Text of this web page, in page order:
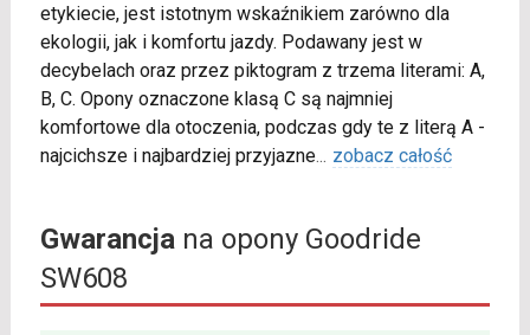
etykiecie, jest istotnym wskaźnikiem zarówno dla
ekologii, jak i komfortu jazdy. Podawany jest w
decybelach oraz przez piktogram z trzema literami: A,
B, C. Opony oznaczone klasą C są najmniej
komfortowe dla otoczenia, podczas gdy te z literą A -
najcichsze i najbardziej przyjazne... zobacz całość
Gwarancjana opony Goodride
SW608